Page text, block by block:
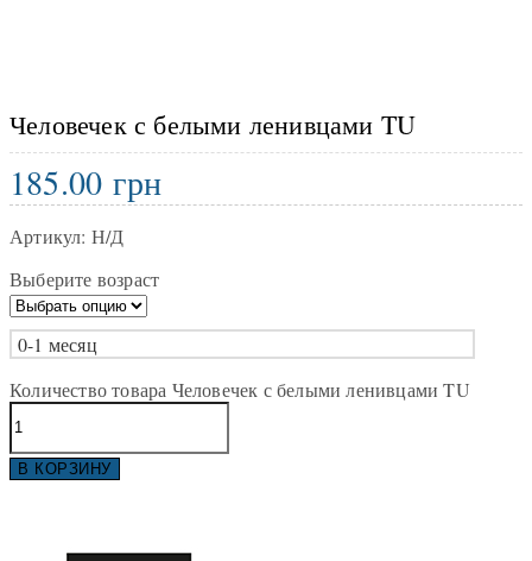
Человечек с белыми ленивцами TU
185.00грн
Артикул: Н/Д
Выберите возраст
0-1 месяц
Количество товара Человечек с белыми ленивцами TU
В КОРЗИНУ